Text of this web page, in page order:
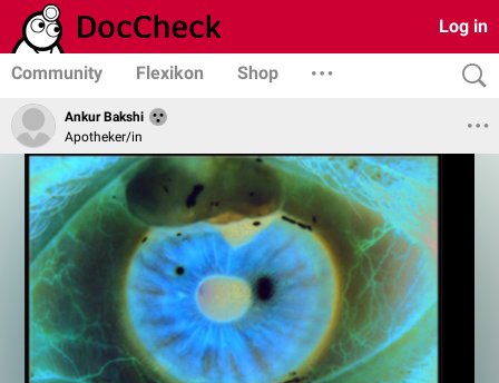
Log in
Community Flexikon Shop
Ankur Bakshi
Apotheker/in